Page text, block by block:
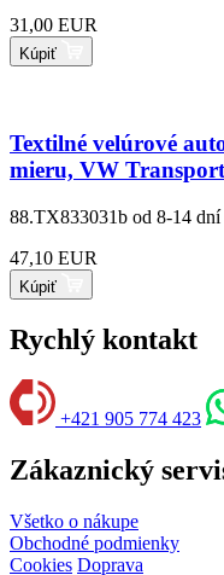
31,00 EUR
Kúpiť
Textilné velúrové
mieru, VW
88.TX833031b od 8-14 dní
47,10 EUR
Kúpiť
Rychlý kontakt
+421 905 774 423
Zákaznický
Všetko o nákupe
Obchodné podmienky
Cookies Doprava